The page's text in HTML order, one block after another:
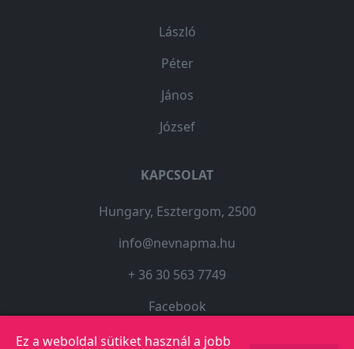
Ez a weboldal sütiket használ a jobb
László
Péter
János
József
KAPCSOLAT
Hungary, Esztergom, 2500
info@nevnapma.hu
+ 36 30 563 7749
Facebook